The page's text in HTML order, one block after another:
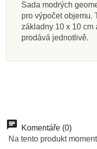
Skladem
Moyo Montessori Tác
komodě
Skladem u
dodavatele
Nienhuis - Sada
Geometrickým
Skladem u
dodavatele
Nienhuis -
Skladem u
dodavatele
Nienhuis - Kvádr
Sada modrých
pro výpočet objemu.
základny 10 x 10 cm
prodává jednotlivě.
Komentáře (0)
Na tento produkt